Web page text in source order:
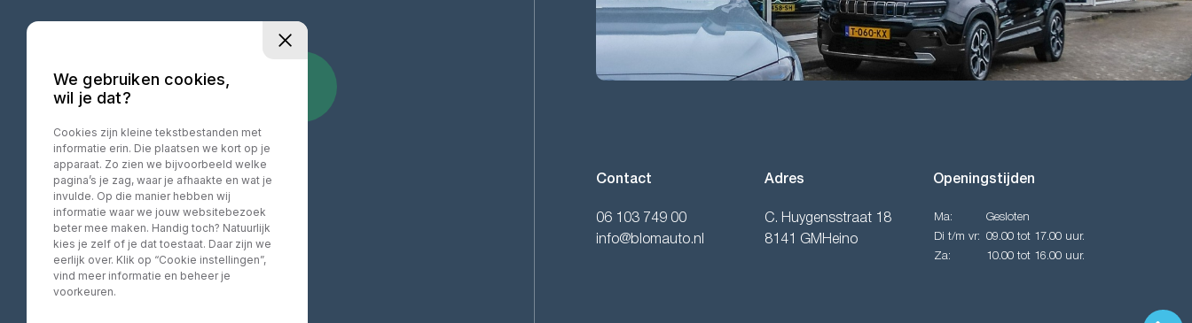
WHATSAPP DIRECT
Contact
06 103 749 00
info@blomauto.nl
Adres
C. Huygensstraat 18
8141 GMHeino
Openingstijden
Ma:
Gesloten
Di t/m vr:
09.00 tot 17.00 uur.
Za:
10.00 tot 16.00 uur.
We gebruiken cookies,
wil je dat?
Cookies zijn kleine tekstbestanden met
informatie erin. Die plaatsen we kort op je
apparaat. Zo zien we bijvoorbeeld welke
pagina’s je zag, waar je afhaakte en wat je
invulde. Op die manier hebben wij
informatie waar we jouw websitebezoek
beter mee maken. Handig toch? Natuurlijk
kies je zelf of je dat toestaat. Daar zijn we
eerlijk over. Klik op “Cookie instellingen”,
vind meer informatie en beheer je
voorkeuren.